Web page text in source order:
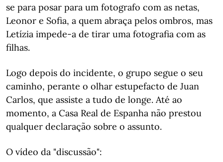
se para posar para um fotografo com as netas,
Leonor e Sofia, a quem abraça pelos ombros, mas
Letízia impede-a de tirar uma fotografia com as
filhas.
Logo depois do incidente, o grupo segue o seu
caminho, perante o olhar estupefacto de Juan
Carlos, que assiste a tudo de longe. Até ao
momento, a Casa Real de Espanha não prestou
qualquer declaração sobre o assunto.
O vídeo da "discussão":